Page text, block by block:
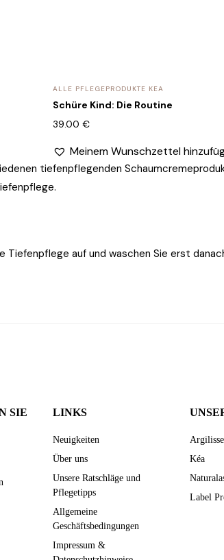
ALLE PFLEGEPRODUKTE KEA
Schüre Kind: Die Routine
39.00 €
Meinem Wunschzettel
tiefenpflegenden
Tiefenpflege auf und waschen Sie erst
SIE
LINKS
Neuigkeiten
Über uns
Unsere Ratschläge und
Pflegetipps
Allgemeine
Geschäftsbedingungen
Impressum &
Argilisse
Kéa
Label